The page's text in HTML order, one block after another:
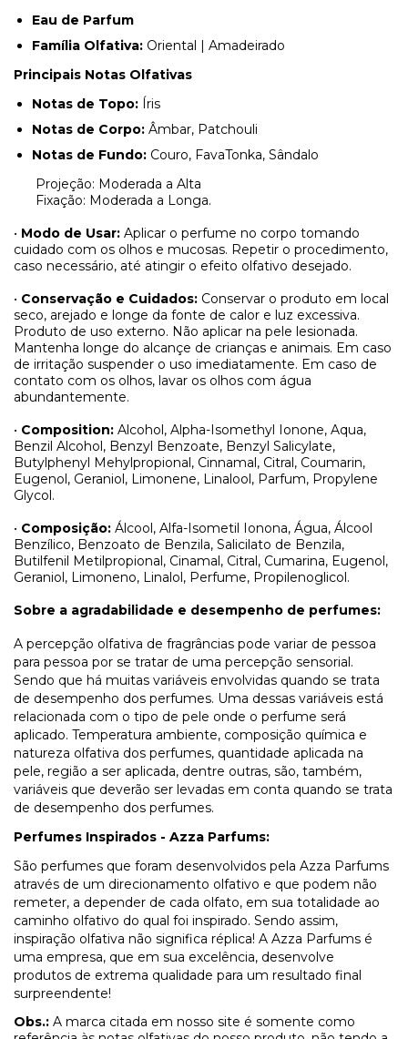
Eau de Parfum
Família Olfativa: Oriental | Amadeirado
Principais Notas Olfativas
Notas de Topo: Íris
Notas de Corpo: Âmbar, Patchouli
Notas de Fundo: Couro, FavaTonka, Sândalo
Projeção: Moderada a Alta
Fixação: Moderada a Longa.
• Modo de Usar: Aplicar o perfume no corpo tomando
cuidado com os olhos e mucosas. Repetir o procedimento,
caso necessário, até atingir o efeito olfativo desejado.
• Conservação e Cuidados: Conservar o produto em local
seco, arejado e longe da fonte de calor e luz excessiva.
Produto de uso externo. Não aplicar na pele lesionada.
Mantenha longe do alcançe de crianças e animais. Em caso
de irritação suspender o uso imediatamente. Em caso de
contato com os olhos, lavar os olhos com água
abundantemente.
• Composition: Alcohol, Alpha-Isomethyl Ionone, Aqua,
Benzil Alcohol, Benzyl Benzoate, Benzyl Salicylate,
Butylphenyl Mehylpropional, Cinnamal, Citral, Coumarin,
Eugenol, Geraniol, Limonene, Linalool, Parfum, Propylene
Glycol.
• Composição: Álcool, Alfa-Isometil Ionona, Água, Álcool
Benzílico, Benzoato de Benzila, Salicilato de Benzila,
Butilfenil Metilpropional, Cinamal, Citral, Cumarina, Eugenol,
Geraniol, Limoneno, Linalol, Perfume, Propilenoglicol.
Sobre a agradabilidade e desempenho de perfumes:
A percepção olfativa de fragrâncias pode variar de pessoa
para pessoa por se tratar de uma percepção sensorial.
Sendo que há muitas variáveis envolvidas quando se trata
de desempenho dos perfumes. Uma dessas variáveis está
relacionada com o tipo de pele onde o perfume será
aplicado. Temperatura ambiente, composição química e
natureza olfativa dos perfumes, quantidade aplicada na
pele, região a ser aplicada, dentre outras, são, também,
variáveis que deverão ser levadas em conta quando se trata
de desempenho dos perfumes.
Perfumes Inspirados - Azza Parfums:
São perfumes que foram desenvolvidos pela Azza Parfums
através de um direcionamento olfativo e que podem não
remeter, a depender de cada olfato, em sua totalidade ao
caminho olfativo do qual foi inspirado. Sendo assim,
inspiração olfativa não significa réplica! A Azza Parfums é
uma empresa, que em sua excelência, desenvolve
produtos de extrema qualidade para um resultado final
surpreendente!
Obs.: A marca citada em nosso site é somente como